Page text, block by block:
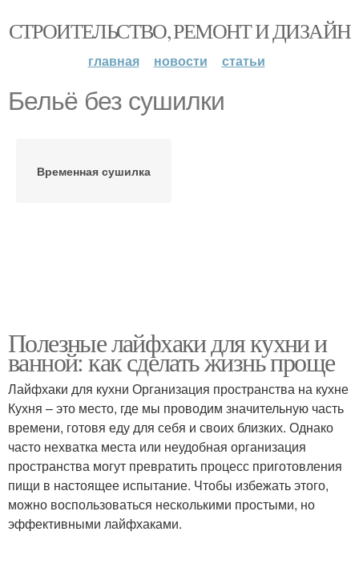
СТРОИТЕЛЬСТВО, РЕМОНТ И ДИЗАЙН
главная новости статьи
Бельё без сушилки
Временная сушилка
Полезные лайфхаки для кухни и
ванной: как сделать жизнь проще
Лайфхаки для кухни Организация пространства на кухне
Кухня – это место, где мы проводим значительную часть
времени, готовя еду для себя и своих близких. Однако
часто нехватка места или неудобная организация
пространства могут превратить процесс приготовления
пищи в настоящее испытание. Чтобы избежать этого,
можно воспользоваться несколькими простыми, но
эффективными лайфхаками.